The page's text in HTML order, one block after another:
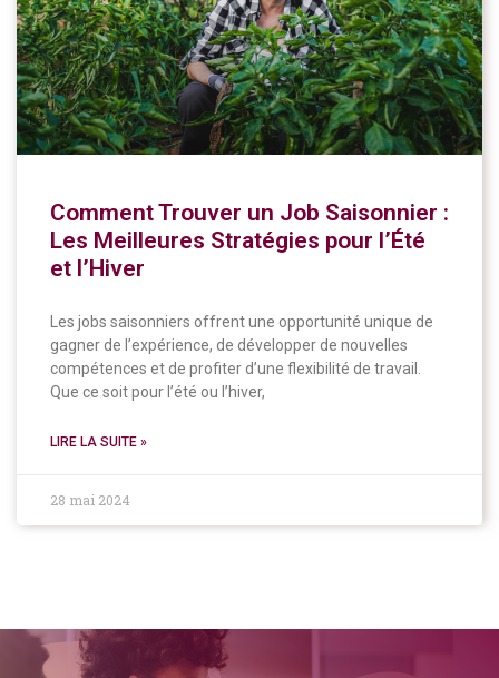
Comment Trouver un Job Saisonnier :
Les Meilleures Stratégies pour l’Été
et l’Hiver
Les jobs saisonniers offrent une opportunité unique de
gagner de l’expérience, de développer de nouvelles
compétences et de profiter d’une flexibilité de travail.
Que ce soit pour l’été ou l’hiver,
LIRE LA SUITE »
28 mai 2024